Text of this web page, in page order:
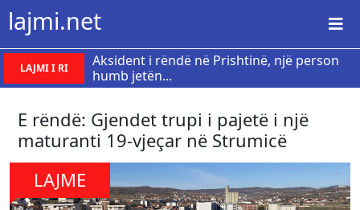
lajmi.net
LAJMI I RI
Aksident i rëndë në Prishtinë, një person
humb jetën...
E rëndë: Gjendet trupi i pajetë i një
maturanti 19-vjeçar në Strumicë
LAJME